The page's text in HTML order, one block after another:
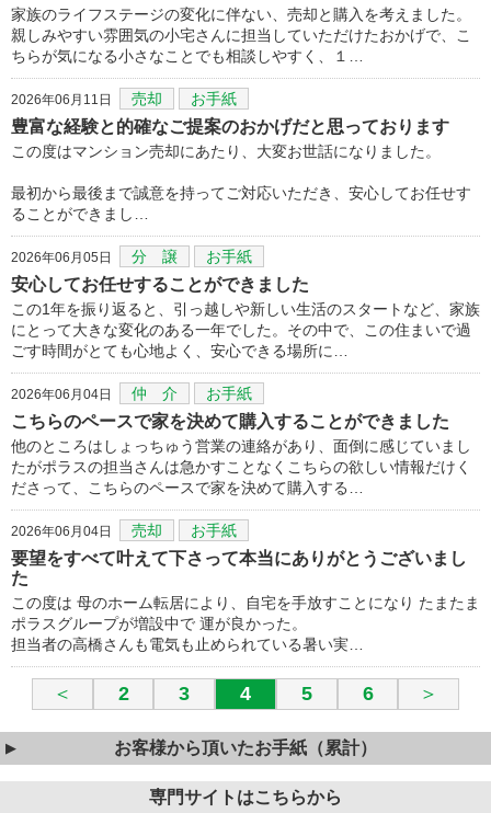
家族のライフステージの変化に伴ない、売却と購入を考えました。
親しみやすい雰囲気の小宅さんに担当していただけたおかげで、こ
ちらが気になる小さなことでも相談しやすく、１…
2026年06月11日 売却 お手紙
豊富な経験と的確なご提案のおかげだと思っております
この度はマンション売却にあたり、大変お世話になりました。
最初から最後まで誠意を持ってご対応いただき、安心してお任せす
ることができまし…
2026年06月05日 分 譲 お手紙
安心してお任せすることができました
この1年を振り返ると、引っ越しや新しい生活のスタートなど、家族
にとって大きな変化のある一年でした。その中で、この住まいで過
ごす時間がとても心地よく、安心できる場所に…
2026年06月04日 仲 介 お手紙
こちらのペースで家を決めて購入することができました
他のところはしょっちゅう営業の連絡があり、面倒に感じていまし
たがポラスの担当さんは急かすことなくこちらの欲しい情報だけく
ださって、こちらのペースで家を決めて購入する…
2026年06月04日 売却 お手紙
要望をすべて叶えて下さって本当にありがとうございまし
た
この度は 母のホーム転居により、自宅を手放すことになり たまたま
ポラスグループが増設中で 運が良かった。
担当者の高橋さんも電気も止められている暑い実…
＜ 2 3 4 5 6 ＞
お客様から頂いたお手紙（累計）
専門サイトはこちらから